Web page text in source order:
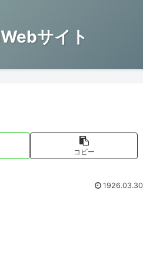
サイト
コピー
1926.03.30